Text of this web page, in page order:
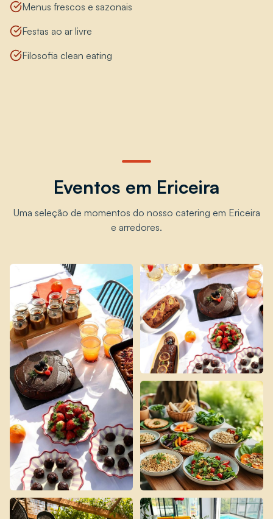
Menus frescos e sazonais
Festas ao ar livre
Filosofia clean eating
Eventos em Ericeira
Uma seleção de momentos do nosso catering em Ericeira
e arredores.